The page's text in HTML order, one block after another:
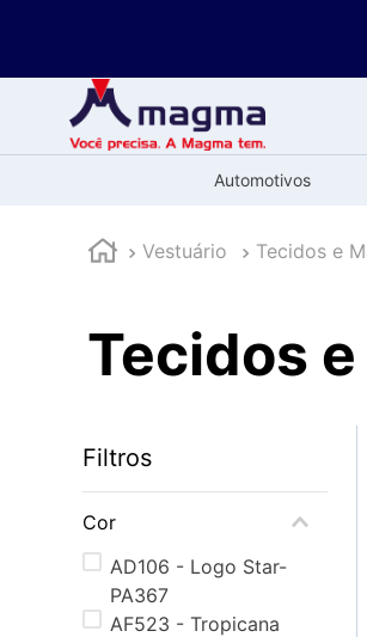
Automotivos
Vestuário Tecidos e
Tecidos
Filtros
Cor
AD106 - Logo Star-
PA367
AF523 - Tropicana